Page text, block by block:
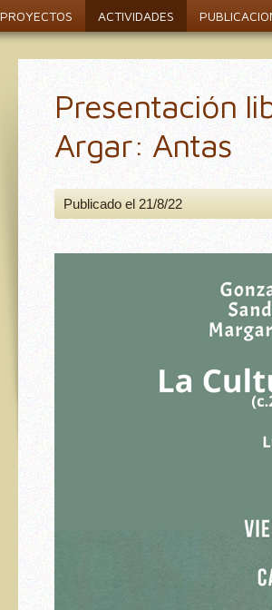
PROYECTOS ACTIVIDADES
Presentación
Argar: Antas
Publicado el 21/8/22